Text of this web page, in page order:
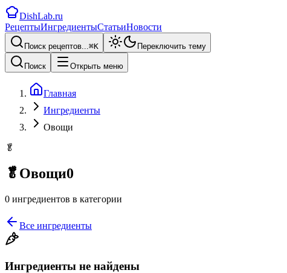
DishLab.ru
РецептыИнгредиентыСтатьиНовости
Поиск рецептов...⌘K Переключить тему
Поиск Открыть меню
Главная
Ингредиенты
Овощи
🥬
🥬 Овощи0
0 ингредиентов в категории
Все ингредиенты
Ингредиенты не найдены